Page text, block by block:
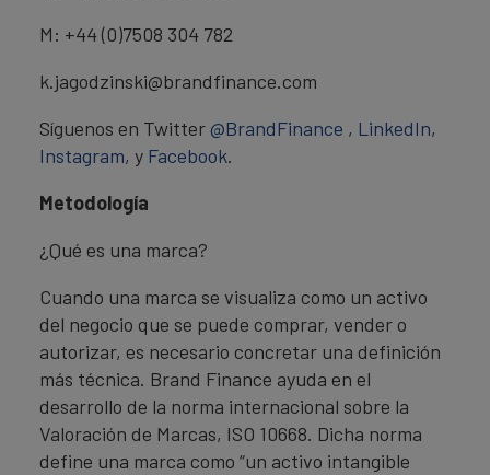
M: +44 (0)7508 304 782
k.jagodzinski@brandfinance.com
Síguenos en Twitter @BrandFinance , LinkedIn,
Instagram, y Facebook.
Metodología
¿Qué es una marca?
Cuando una marca se visualiza como un activo
del negocio que se puede comprar, vender o
autorizar, es necesario concretar una definición
más técnica. Brand Finance ayuda en el
desarrollo de la norma internacional sobre la
Valoración de Marcas, ISO 10668. Dicha norma
define una marca como “un activo intangible